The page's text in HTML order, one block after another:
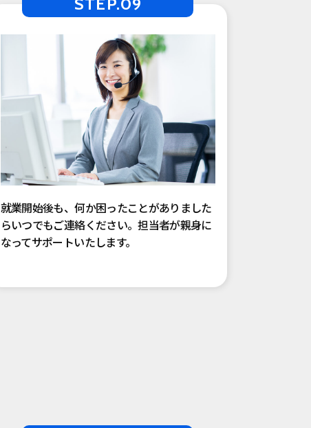
就業開始後も、何か困ったことがありました
らいつでもご連絡ください。担当者が親身に
なってサポートいたします。